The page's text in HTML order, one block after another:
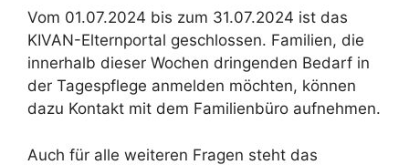
Vom 01.07.2024 bis zum 31.07.2024 ist das
KIVAN-Elternportal geschlossen. Familien, die
innerhalb dieser Wochen dringenden Bedarf in
der Tagespflege anmelden möchten, können
dazu Kontakt mit dem Familienbüro aufnehmen.
Auch für alle weiteren Fragen steht das